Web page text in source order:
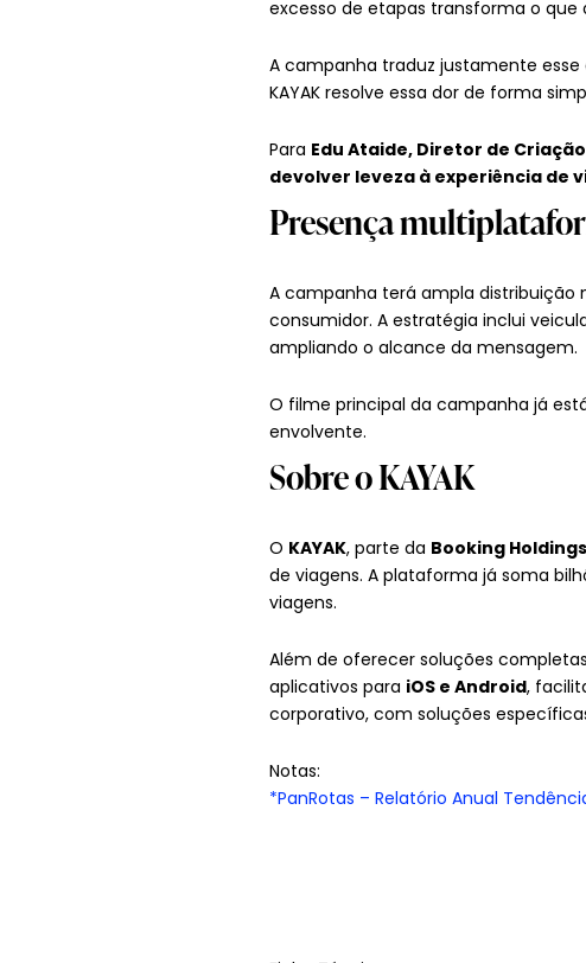
excesso de etapas transforma o que
A campanha traduz justamente
KAYAK resolve essa dor de forma
Para Edu Ataide, Diretor de
devolver leveza à experiência de
Presença
A campanha terá ampla distribuição
consumidor. A estratégia inclui
ampliando o alcance da mensagem.
O filme principal da campanha já
envolvente.
Sobre o KAYAK
O KAYAK, parte da Booking Holdings
de viagens. A plataforma já soma
viagens.
Além de oferecer soluções
aplicativos para iOS e Android,
corporativo, com soluções
Notas:
*PanRotas – Relatório Anual